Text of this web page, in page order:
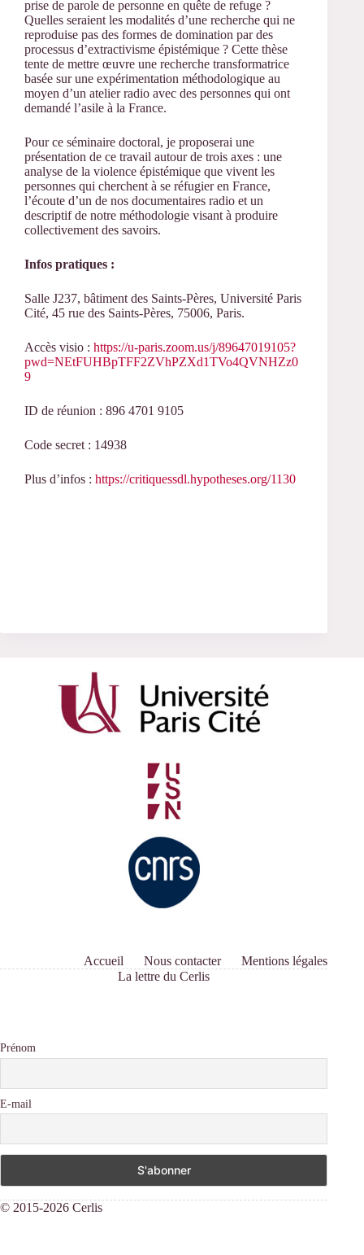
prise de parole de personne en quête de refuge ?
Quelles seraient les modalités d’une recherche qui ne
reproduise pas des formes de domination par des
processus d’extractivisme épistémique ? Cette thèse
tente de mettre œuvre une recherche transformatrice
basée sur une expérimentation méthodologique au
moyen d’un atelier radio avec des personnes qui ont
demandé l’asile à la France.
Pour ce séminaire doctoral, je proposerai une
présentation de ce travail autour de trois axes : une
analyse de la violence épistémique que vivent les
personnes qui cherchent à se réfugier en France,
l’écoute d’un de nos documentaires radio et un
descriptif de notre méthodologie visant à produire
collectivement des savoirs.
Infos pratiques :
Salle J237, bâtiment des Saints-Pères, Université Paris
Cité, 45 rue des Saints-Pères, 75006, Paris.
Accès visio : https://u-paris.zoom.us/j/89647019105?
pwd=NEtFUHBpTFF2ZVhPZXd1TVo4QVNHZz0
9
ID de réunion : 896 4701 9105
Code secret : 14938
Plus d’infos : https://critiquessdl.hypotheses.org/1130
Accueil Nous contacter
Mentions légales
La lettre du Cerlis
Prénom
E-mail
© 2015-2026 Cerlis